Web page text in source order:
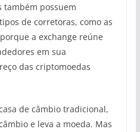
também possuem
de corretoras, como as
a exchange reúne
em sua
das criptomoedas
de câmbio tradicional,
e leva a moeda. Mas